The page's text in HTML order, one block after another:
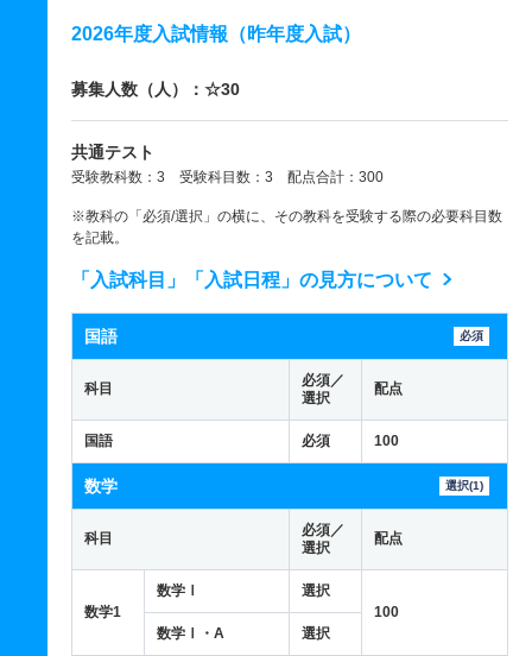
2026年度入試情報（昨年度入試）
募集人数（人）：☆30
共通テスト
受験教科数：3 受験科目数：3 配点合計：300
※教科の「必須/選択」の横に、その教科を受験する際の必要科目数
を記載。
「入試科目」「入試日程」の見方について
国語 必須
科目
必須／
選択
配点
国語 必須 100
数学 選択(1)
科目
必須／
選択
配点
数学1
数学Ⅰ
選択
100
数学Ⅰ・A
選択